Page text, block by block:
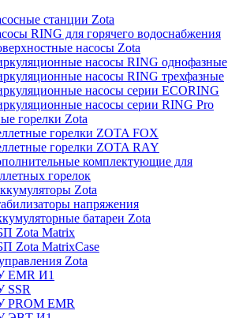
станции Zota
RING для горячего водоснабжения
насосы Zota
насосы RING однофазные
насосы RING трехфазные
насосы серии ECORING
насосы серии RING Pro
горелки Zota
горелки ZOTA FOX
горелки ZOTA RAY
комплектующие для
горелок
Zota
напряжения
батареи Zota
Zota Matrix
Zota MatrixCase
Zota
EMR И1
SSR
PROM EMR